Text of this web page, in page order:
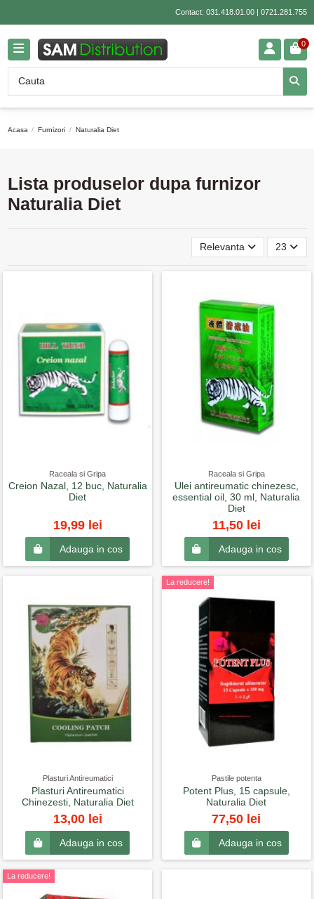
Contact: 031.418.01.00| 0721.281.755
0
Acasa Furnizori Naturalia Diet
Lista produselor dupa furnizor
Naturalia Diet
Relevanta 23
Raceala si Gripa
Creion Nazal, 12 buc, Naturalia
Diet
19,99 lei
Adauga in cos
Raceala si Gripa
Ulei antireumatic chinezesc,
essential oil, 30 ml, Naturalia
Diet
11,50 lei
Adauga in cos
Plasturi Antireumatici
Plasturi Antireumatici
Chinezesti, Naturalia Diet
13,00 lei
Adauga in cos
La reducere!
Pastile potenta
Potent Plus, 15 capsule,
Naturalia Diet
77,50 lei
Adauga in cos
La reducere!